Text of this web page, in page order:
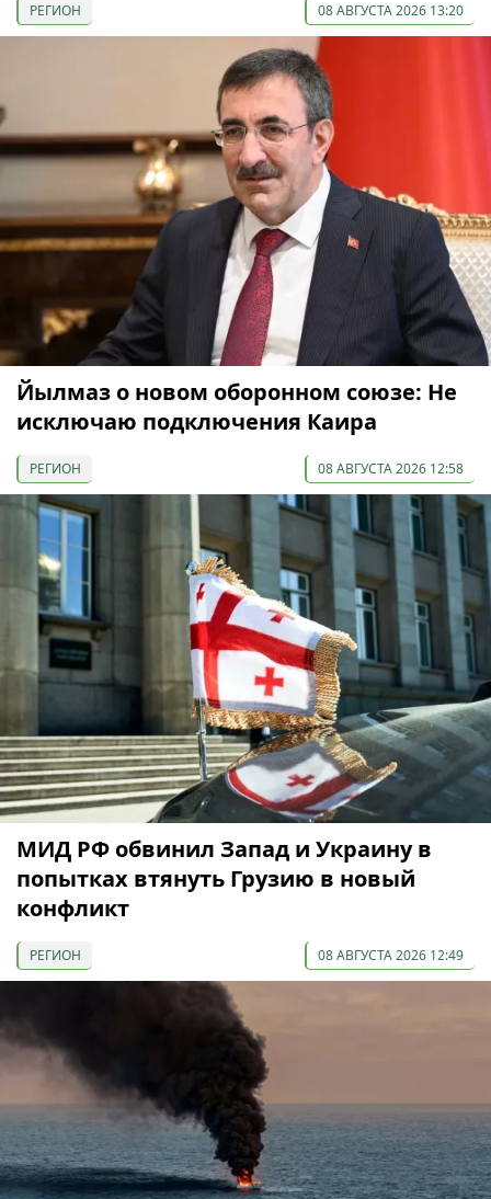
РЕГИОН 08 АВГУСТА 2026 13:20
Йылмаз о новом оборонном союзе: Не
исключаю подключения Каира
РЕГИОН 08 АВГУСТА 2026 12:58
МИД РФ обвинил Запад и Украину в
попытках втянуть Грузию в новый
конфликт
РЕГИОН 08 АВГУСТА 2026 12:49